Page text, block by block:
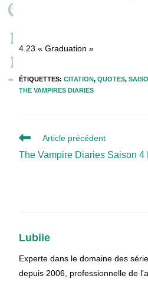
4.23 « Graduation »
ÉTIQUETTES:CITATION, QUOTES,
THE VAMPIRES DIARIES
Read
articles
Article précédent
The Vampire Diaries Saison 4
Lubiie
Experte dans le domaine des
depuis 2006, professionnelle de